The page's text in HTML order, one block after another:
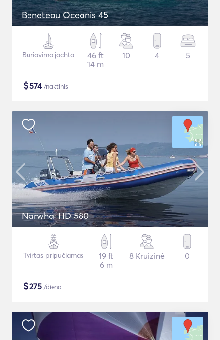
Beneteau Oceanis 45
Buriavimo jachta
46 ft
14 m
10 4 5
$574/naktinis
Narwhal HD 580
Tvirtas pripučiamas
19 ft
6 m
8 Kruizinė 0
$275 /diena